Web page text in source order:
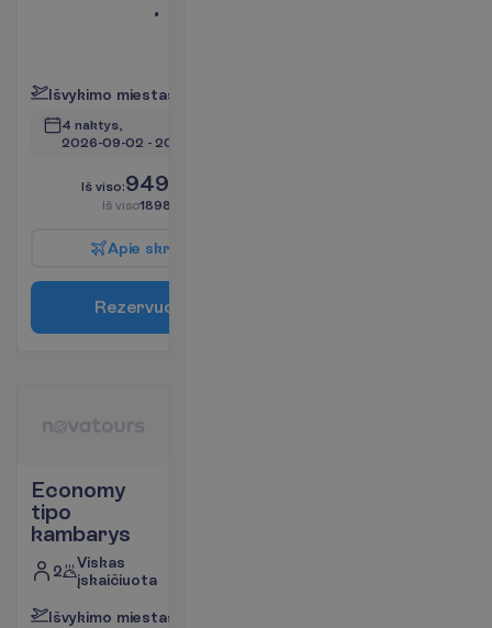
Išvykimo miestas
4 naktys,
2026-09-02 - 2026-09-06
Iš viso:949.00
Iš viso1898.00
Apie skr
Rezervuo
Economy
tipo
kambarys
2
Viskas
įskaičiuota
Išvykimo miestas